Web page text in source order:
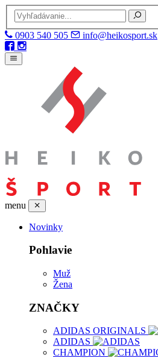
0903 540 505 info@heikosport.sk
menu
Novinky
Pohlavie
Muž
Žena
ZNAČKY
ADIDAS ORIGINALS
ADIDAS
CHAMPION